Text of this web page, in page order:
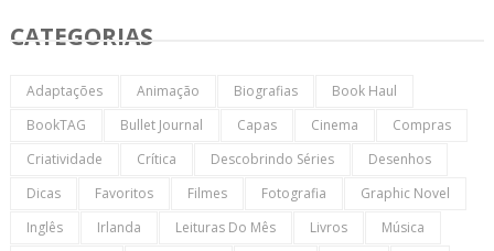
CATEGORIAS
Adaptações Animação Biografias
Book Haul
BookTAG
Bullet Journal Capas Cinema
Compras
Criatividade
Crítica Descobrindo Séries
Desenhos
Dicas
Favoritos Filmes Fotografia
Graphic Novel
Inglês
Irlanda Leituras Do Mês Livros
Música